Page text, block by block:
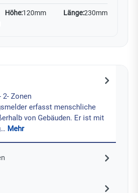
Höhe:120mm Länge:230mm
2- Zonen
erfasst menschliche
von Gebäuden. Er ist mit
Mehr